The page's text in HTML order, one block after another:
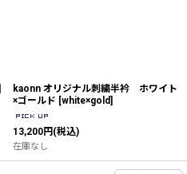
kaonn オリジナル刺繍半衿 ホワイト
×ゴールド [white×gold]
13,200円 (税込)
在庫なし